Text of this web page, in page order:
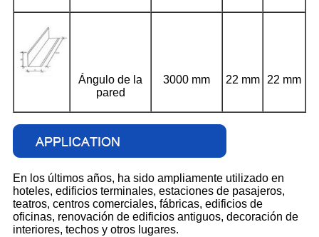
Ángulo de la
pared
3000 mm 22 mm 22 mm
En los últimos años, ha sido ampliamente utilizado en
hoteles, edificios terminales, estaciones de pasajeros,
teatros, centros comerciales, fábricas, edificios de
oficinas, renovación de edificios antiguos, decoración de
interiores, techos y otros lugares.